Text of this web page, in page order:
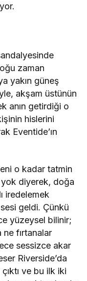
zaman
yakın güneş
akşam üstünün
anın getirdiği o
hislerini
Eventide’ın
o kadar tatmin
diyerek, doğa
iredelemek
geldi. Çünkü
yüzeysel bilinir;
ne fırtanalar
sessizce akar
Riverside’da
ve bu ilk iki